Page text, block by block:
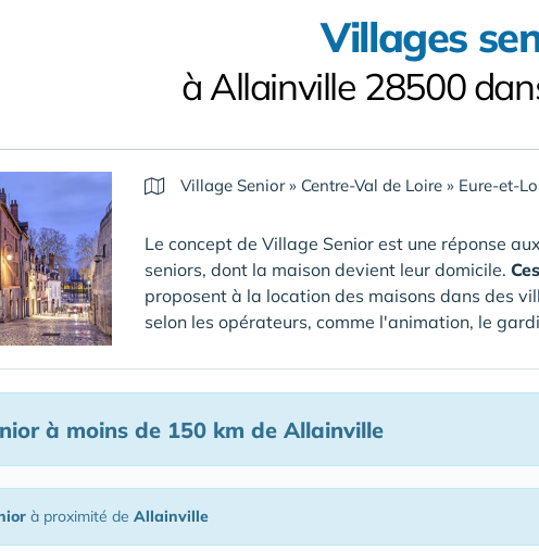
Villages
à Allainville 28500
Village Senior» Centre-Val de Loire » Eure-et-
Le concept de Village Senior est une réponse
seniors, dont la maison devient leur domicile.
proposent à la location des maisons dans des
selon les opérateurs, comme l'animation, le
à moins de 150 km de Allainville
à proximité de Allainville